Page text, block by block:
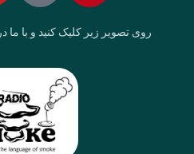
روی تصویر زیر کلیک کنید و با